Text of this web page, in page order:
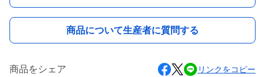
商品について生産者に質問する
商品をシェア リンクをコピー